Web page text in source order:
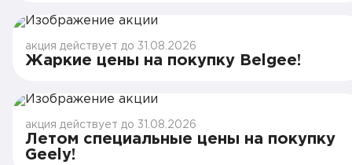
акция действует до 31.08.2026
Жаркие цены на покупку Belgee!
акция действует до 31.08.2026
Летом специальные цены на покупку
Geely!